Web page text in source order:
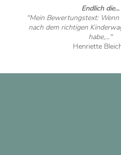
Endlich die...
"Mein Bewertungstext: Wenn
nach dem richtigen
habe,..."
Henriette